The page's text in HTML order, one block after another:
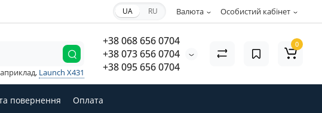
Особистий кабінет
Валюта
UA RU
+38 068 656 0704
+38 073 656 0704
+38 095 656 0704
Launch X431
0
повернення Оплата